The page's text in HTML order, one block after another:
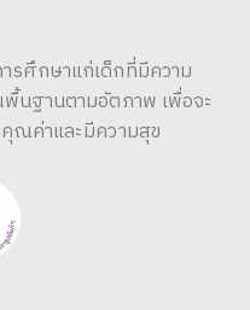
ศึกษาแก่เด็กที่มีความ
นฐานตามอัตภาพ เพื่อจะ
ณค่าและมีความสุข